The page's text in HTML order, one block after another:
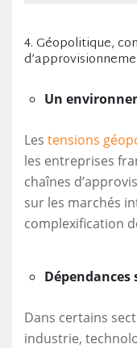
4. Géopolitique,
Un
Les tensions
les entreprises
chaînes
sur les marchés
complexification
Dans certains
industrie,